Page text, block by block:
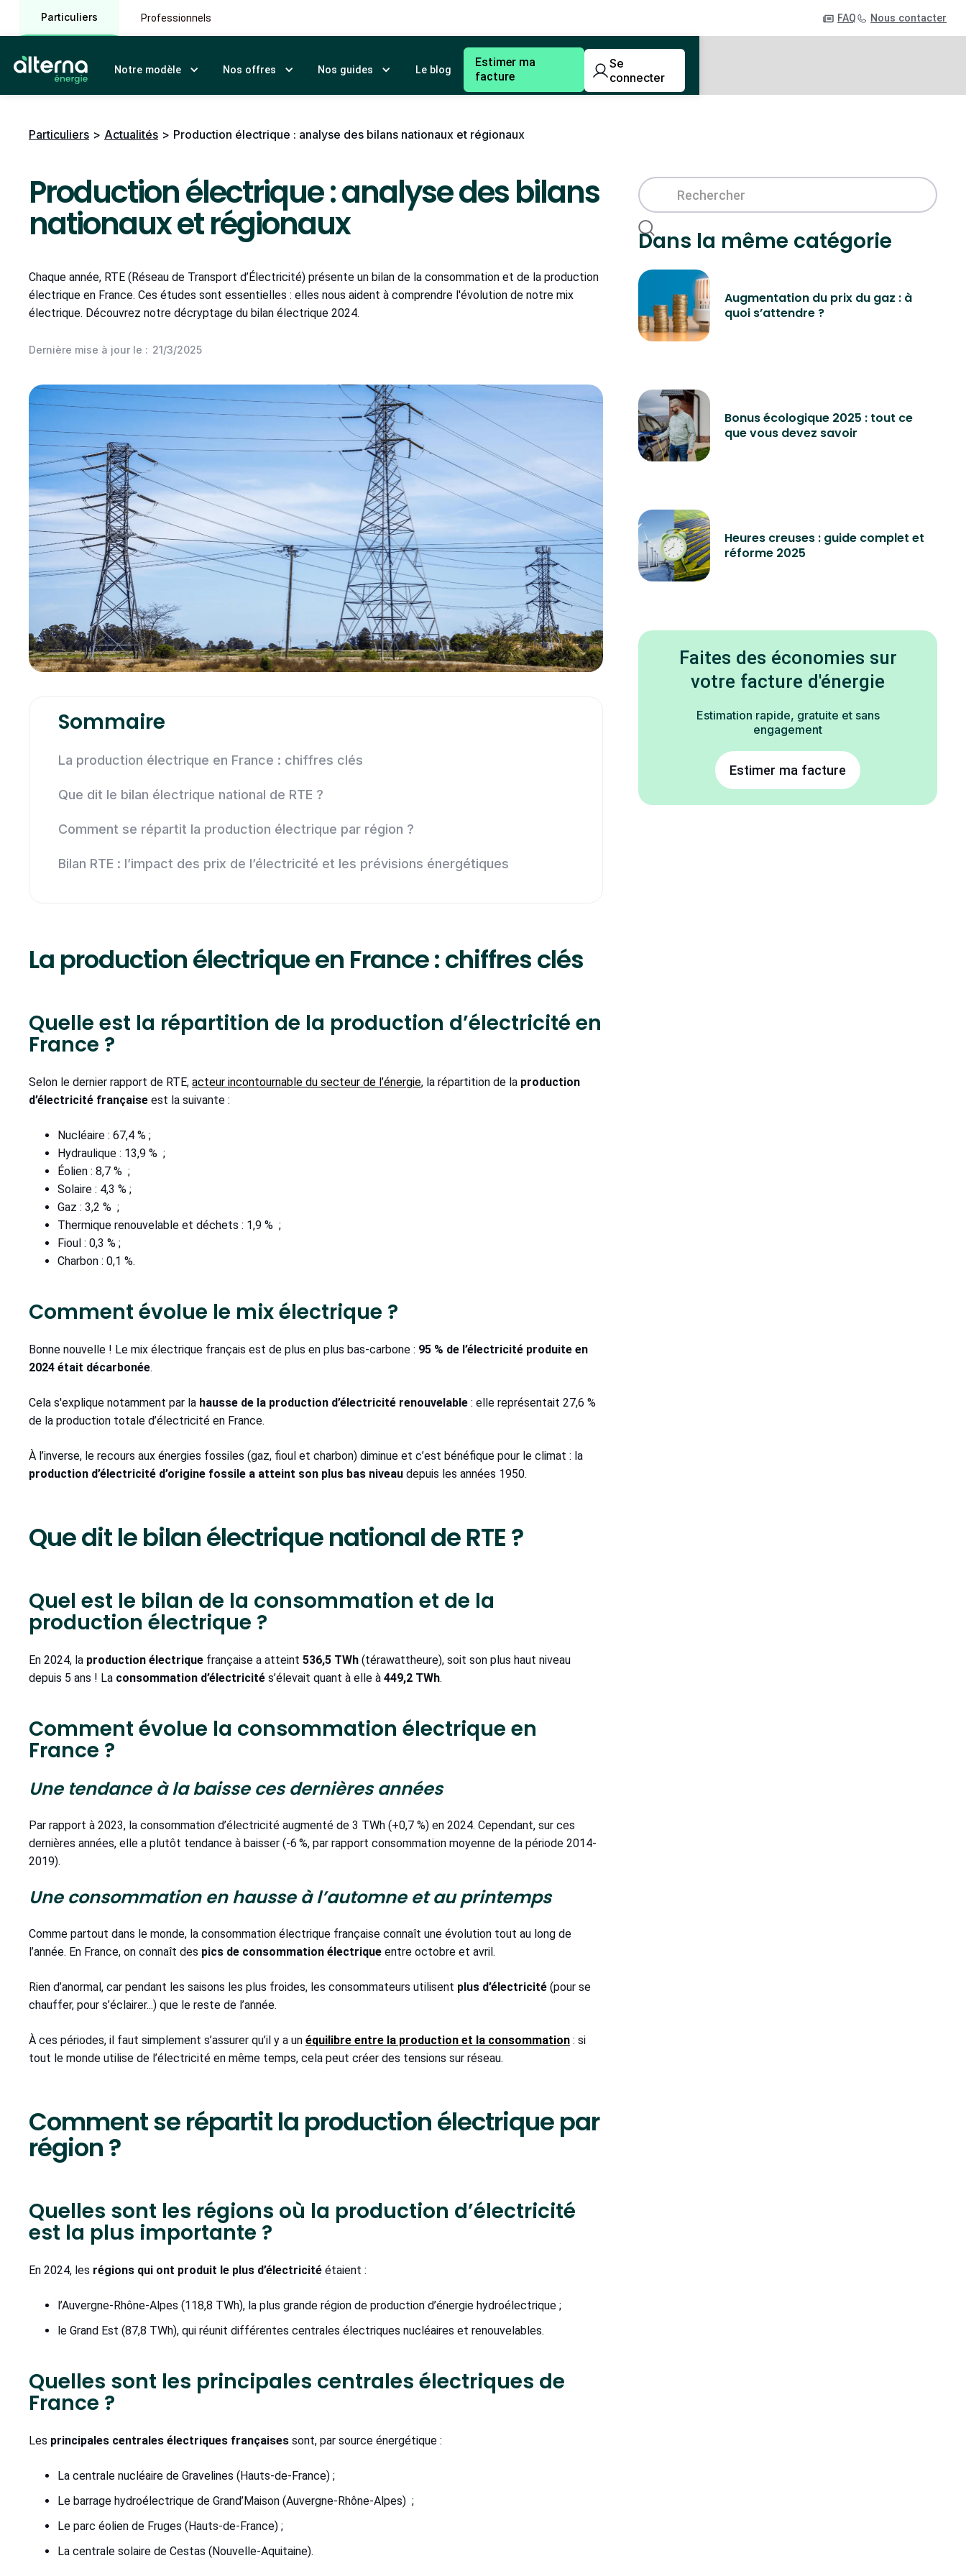
Particuliers Professionnels FAQ Nous contacter
Notre modèle Nos offres Nos guides Le blog
Estimer ma
facture
Se
connecter
Particuliers > Actualités > Production électrique : analyse des bilans nationaux et régionaux
Production électrique : analyse des bilans
nationaux et régionaux
Chaque année, RTE (Réseau de Transport d’Électricité) présente un bilan de la consommation et de la production
électrique en France. Ces études sont essentielles : elles nous aident à comprendre l'évolution de notre mix
électrique. Découvrez notre décryptage du bilan électrique 2024.
Dernière mise à jour le : 21/3/2025
Sommaire
La production électrique en France : chiffres clés
Que dit le bilan électrique national de RTE ?
Comment se répartit la production électrique par région ?
Bilan RTE : l’impact des prix de l’électricité et les prévisions énergétiques
La production électrique en France : chiffres clés
Quelle est la répartition de la production d’électricité en
France ?
Selon le dernier rapport de RTE, acteur incontournable du secteur de l’énergie, la répartition de la production
d’électricité française est la suivante :
Nucléaire : 67,4 % ;
Hydraulique : 13,9 % ;
Éolien : 8,7 % ;
Solaire : 4,3 % ;
Gaz : 3,2 % ;
Thermique renouvelable et déchets : 1,9 % ;
Fioul : 0,3 % ;
Charbon : 0,1 %.
Comment évolue le mix électrique ?
Bonne nouvelle ! Le mix électrique français est de plus en plus bas-carbone : 95 % de l’électricité produite en
2024 était décarbonée.
Cela s'explique notamment par la hausse de la production d’électricité renouvelable : elle représentait 27,6 %
de la production totale d’électricité en France.
À l’inverse, le recours aux énergies fossiles (gaz, fioul et charbon) diminue et c’est bénéfique pour le climat : la
production d’électricité d’origine fossile a atteint son plus bas niveau depuis les années 1950.
Que dit le bilan électrique national de RTE ?
Quel est le bilan de la consommation et de la
production électrique ?
En 2024, la production électrique française a atteint 536,5 TWh (térawattheure), soit son plus haut niveau
depuis 5 ans ! La consommation d’électricité s’élevait quant à elle à 449,2 TWh.
Comment évolue la consommation électrique en
France ?
Une tendance à la baisse ces dernières années
Par rapport à 2023, la consommation d’électricité augmenté de 3 TWh (+0,7 %) en 2024. Cependant, sur ces
dernières années, elle a plutôt tendance à baisser (-6 %, par rapport consommation moyenne de la période 2014-
2019).
Une consommation en hausse à l’automne et au printemps
Comme partout dans le monde, la consommation électrique française connaît une évolution tout au long de
l’année. En France, on connaît des pics de consommation électrique entre octobre et avril.
Rien d’anormal, car pendant les saisons les plus froides, les consommateurs utilisent plus d’électricité (pour se
chauffer, pour s’éclairer...) que le reste de l’année.
À ces périodes, il faut simplement s’assurer qu’il y a un équilibre entre la production et la consommation : si
tout le monde utilise de l’électricité en même temps, cela peut créer des tensions sur réseau.
Comment se répartit la production électrique par
région ?
Quelles sont les régions où la production d’électricité
est la plus importante ?
En 2024, les régions qui ont produit le plus d’électricité étaient :
l’Auvergne-Rhône-Alpes (118,8 TWh), la plus grande région de production d’énergie hydroélectrique ;
le Grand Est (87,8 TWh), qui réunit différentes centrales électriques nucléaires et renouvelables.
Quelles sont les principales centrales électriques de
France ?
Les principales centrales électriques françaises sont, par source énergétique :
La centrale nucléaire de Gravelines (Hauts-de-France) ;
Le barrage hydroélectrique de Grand’Maison (Auvergne-Rhône-Alpes) ;
Le parc éolien de Fruges (Hauts-de-France) ;
La centrale solaire de Cestas (Nouvelle-Aquitaine).
Dans la même catégorie
Augmentation du prix du gaz : à
quoi s’attendre ?
Bonus écologique 2025 : tout ce
que vous devez savoir
Heures creuses : guide complet et
réforme 2025
Faites des économies sur
votre facture d'énergie
Estimation rapide, gratuite et sans
engagement
Estimer ma facture